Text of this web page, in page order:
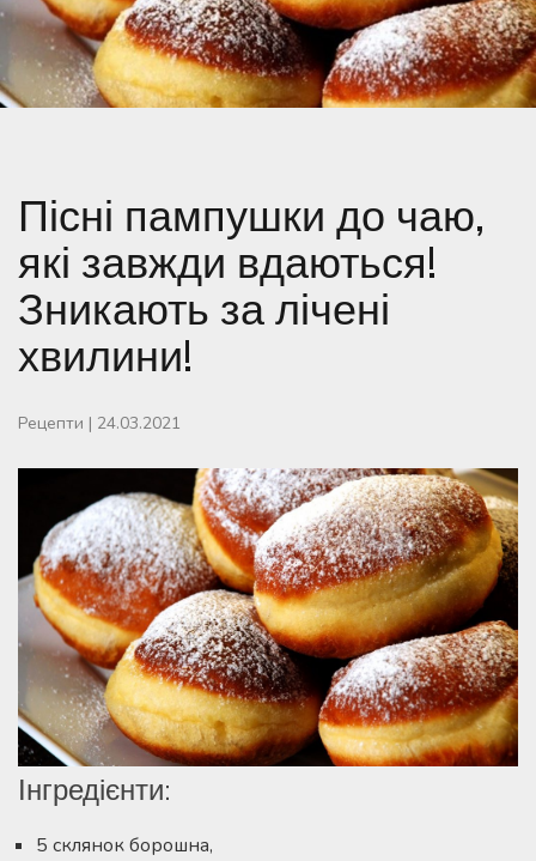
Пісні пампушки до чаю,
які завжди вдаються!
Зникають за лічені
хвилини!
Рецепти | 24.03.2021
Інгредієнти:
5 склянок борошна,